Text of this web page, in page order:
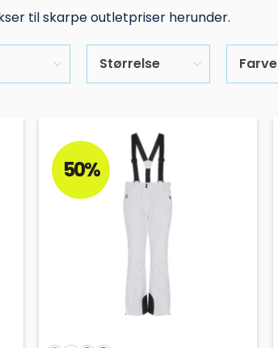
til skarpe outletpriser herunder.
Størrelse Farve
50%